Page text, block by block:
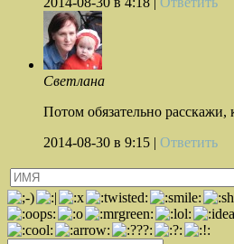
Светлана
Потом обязательно расскажи,
2014-08-30 в 9:15 | Ответить